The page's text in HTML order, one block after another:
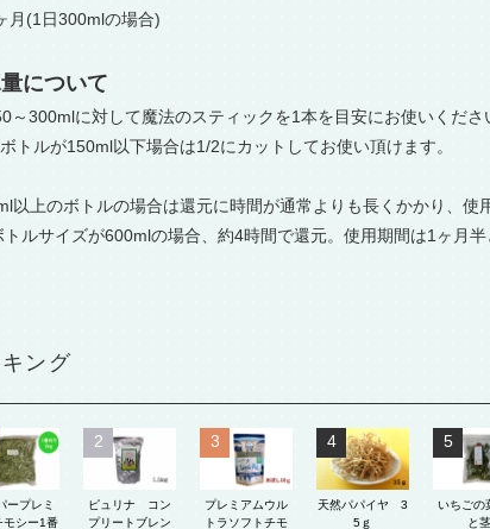
月(1日300mlの場合)
について
～300mlに対して魔法のスティックを1本を目安にお使いくださ
トルが150ml以下場合は1/2にカットしてお使い頂けます。
以上のボトルの場合は還元に時間が通常よりも長くかかり、使
トルサイズが600mlの場合、約4時間で還元。使用期間は1ヶ月半
ング
ープレミ
モシー1番
2
ピュリナ コン
プリートブレン
3
プレミアムウル
トラソフトチモ
4
天然パパイヤ 3
5ｇ
5
いちごの
と茎